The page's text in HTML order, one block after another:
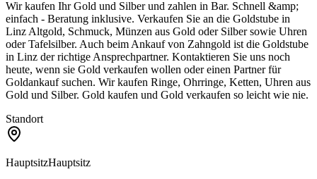
Wir kaufen Ihr Gold und Silber und zahlen in Bar. Schnell &amp;
einfach - Beratung inklusive. Verkaufen Sie an die Goldstube in
Linz Altgold, Schmuck, Münzen aus Gold oder Silber sowie Uhren
oder Tafelsilber. Auch beim Ankauf von Zahngold ist die Goldstube
in Linz der richtige Ansprechpartner. Kontaktieren Sie uns noch
heute, wenn sie Gold verkaufen wollen oder einen Partner für
Goldankauf suchen. Wir kaufen Ringe, Ohrringe, Ketten, Uhren aus
Gold und Silber. Gold kaufen und Gold verkaufen so leicht wie nie.
Standort
HauptsitzHauptsitz